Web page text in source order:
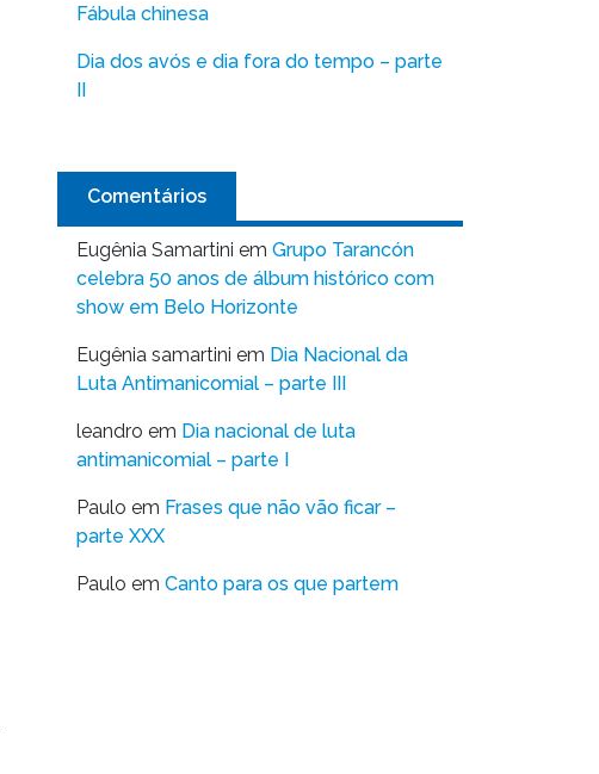
Fábula chinesa
Dia dos avós e dia fora do tempo – parte
II
Comentários
Eugênia Samartini em Grupo Tarancón
celebra 50 anos de álbum histórico com
show em Belo Horizonte
Eugênia samartini em Dia Nacional da
Luta Antimanicomial – parte III
leandro em Dia nacional de luta
antimanicomial – parte I
Paulo em Frases que não vão ficar –
parte XXX
Paulo em Canto para os que partem